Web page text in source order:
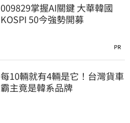
009829掌握AI關鍵 大華韓國
KOSPI 50今強勢開募
PR
每10輛就有4輛是它！台灣貨車
霸主竟是韓系品牌